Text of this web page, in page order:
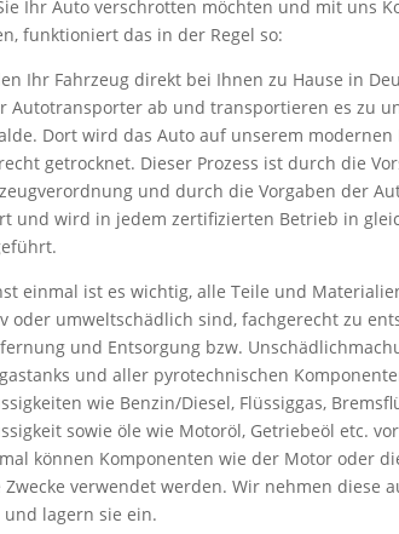
Ihr Auto verschrotten möchten und mit uns
funktioniert das in der Regel so:
Ihr Fahrzeug direkt bei Ihnen zu Hause in
Autotransporter ab und transportieren es zu
Dort wird das Auto auf unserem modernen
getrocknet. Dieser Prozess ist durch die
und durch die Vorgaben der
und wird in jedem zertifizierten Betrieb in
einmal ist es wichtig, alle Teile und
oder umweltschädlich sind, fachgerecht zu
und Entsorgung bzw.
und aller pyrotechnischen
wie Benzin/Diesel, Flüssiggas,
sowie öle wie Motoröl, Getriebeöl etc.
können Komponenten wie der Motor oder
Zwecke verwendet werden. Wir nehmen diese
und lagern sie ein.